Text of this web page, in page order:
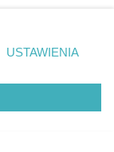
prywatności
zgody
takiemu
tylko
USTAWIENIA